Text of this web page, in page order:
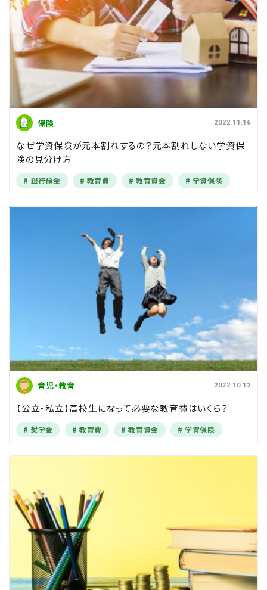
保険 2022.11.16
なぜ学資保険が元本割れするの？元本割れしない学資保
険の見分け方
銀行預金 教育費 教育資金 学資保険
育児・教育 2022.10.12
【公立・私立】高校生になって必要な教育費はいくら？
奨学金 教育費 教育資金 学資保険